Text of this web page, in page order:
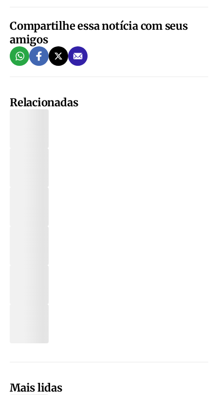
Compartilhe essa notícia com seus
amigos
Relacionadas
Mais lidas